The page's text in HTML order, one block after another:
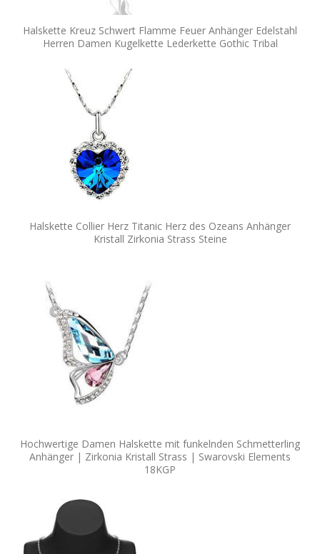
Halskette Kreuz Schwert Flamme Feuer Anhänger Edelstahl
Herren Damen Kugelkette Lederkette Gothic Tribal
Halskette Collier Herz Titanic Herz des Ozeans Anhänger
Kristall Zirkonia Strass Steine
Hochwertige Damen Halskette mit funkelnden Schmetterling
Anhänger | Zirkonia Kristall Strass | Swarovski Elements
18KGP